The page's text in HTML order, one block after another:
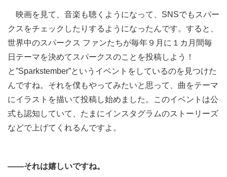
映画を見て、音楽も聴くようになって、SNSでもスパー
クスをチェックしたりするようになったんです。すると、
世界中のスパークス ファンたちが毎年９月に１カ月間毎
日テーマを決めてスパークスのことを投稿しよう！
と”Sparkstember”というイベントをしているのを見つけた
んですね。それを僕もやってみたいと思って、曲をテーマ
にイラストを描いて投稿し始めました。このイベントは公
式も認知していて、たまにインスタグラムのストーリーズ
などで上げてくれるんですよ。
――それは嬉しいですね。